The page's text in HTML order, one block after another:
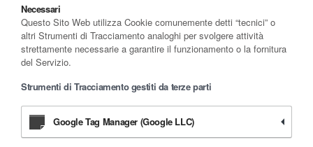
Necessari
Questo Sito Web utilizza Cookie comunemente detti “tecnici” o
altri Strumenti di Tracciamento analoghi per svolgere attività
strettamente necessarie a garantire il funzionamento o la fornitura
del Servizio.
Strumenti di Tracciamento gestiti da terze parti
Google Tag Manager (Google LLC)